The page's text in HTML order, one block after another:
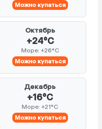
Можно купаться
Октябрь
+24°C
Море: +26°C
Можно купаться
Декабрь
+16°C
Море: +21°C
Можно купаться